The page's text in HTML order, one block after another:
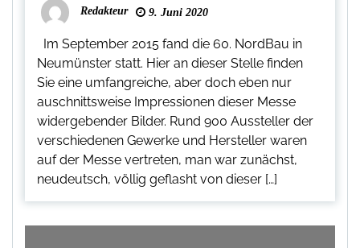
Redakteur 9. Juni 2020
Im September 2015 fand die 60. NordBau in
Neumünster statt. Hier an dieser Stelle finden
Sie eine umfangreiche, aber doch eben nur
auschnittsweise Impressionen dieser Messe
widergebender Bilder. Rund 900 Aussteller der
verschiedenen Gewerke und Hersteller waren
auf der Messe vertreten, man war zunächst,
neudeutsch, völlig geflasht von dieser […]